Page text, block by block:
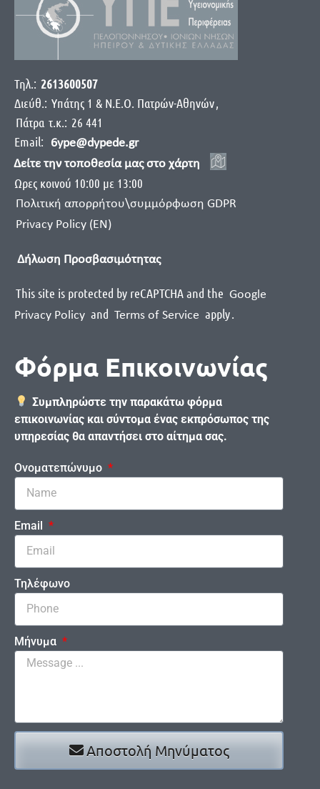
Τηλ.: 2613600507
Διεύθ.: Yπάτης 1 & Ν.Ε.Ο. Πατρών-Αθηνών,
Πάτρα τ.κ.: 26 441
Email:
6ype@dypede.gr
Δείτε την τοποθεσία μας στο χάρτη
Ωρες κοινού 10:00 με 13:00
Πολιτική απορρήτου\συμμόρφωση GDPR
Privacy Policy (EN)
Δήλωση Προσβασιμότητας
This site is protected by reCAPTCHA and the Google
Privacy Policy and Terms of Service apply.
Φόρμα Επικοινωνίας
Συμπληρώστε την παρακάτω φόρμα
επικοινωνίας και σύντομα ένας εκπρόσωπος της
υπηρεσίας θα απαντήσει στο αίτημα σας.
Ονοματεπώνυμο
Email
Τηλέφωνο
Μήνυμα
Αποστολή Μηνύματος